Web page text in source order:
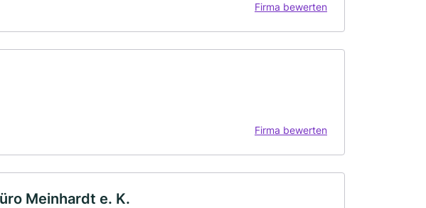
Firma bewerten
Firma bewerten
Meinhardt e. K.